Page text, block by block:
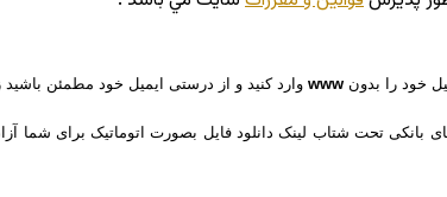
خود را بدون وارد کنید و از درستی ایمیل خود مطمئن
بانکی تحت شتاب لینک دانلود فایل بصورت اتوماتیک برای